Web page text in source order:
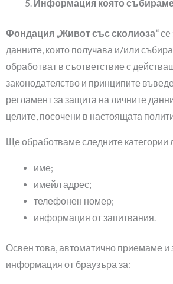
Информация която
Фондация „Живот със сколиоза“се
данните, които получава и/или
обработват в съответствие с
законодателство и принципите
регламент за защита на личните
целите, посочени в настоящата
Ще обработваме следните категории
име;
имейл адрес;
телефонен номер;
информация от запитвания.
Освен това, автоматично приемаме и
информация от браузъра за: